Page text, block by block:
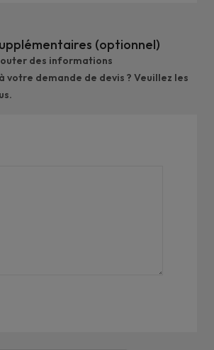
(optionnel)
des informations
votre demande de devis ? Veuillez les